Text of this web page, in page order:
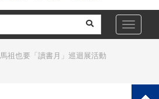
Toggle
馬祖也要「讀書月」巡迴展活動